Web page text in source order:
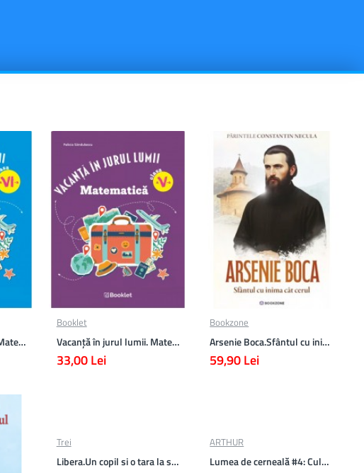
Vacanță în jurul lumii. Matematică clasa a VI-a – EDIȚIA 2026
Booklet
Vacanță în jurul lumii. Matematică clasa a V-a – EDIȚIA 2026
33,00 Lei
Bookzone
Arsenie Boca.Sfântul cu inima cat cerul
59,90 Lei
Trei
Libera.Un copil si o tara la sfarsitul istoriei.Lea Ypi
ARTHUR
Lumea de cerneală #4: Culoarea răzbunării